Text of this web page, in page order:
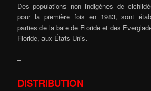
Des populations non indigènes de
pour la première fois en 1983, sont
parties de la baie de Floride et des
Floride, aux États-Unis.
–
DISTRIBUTION